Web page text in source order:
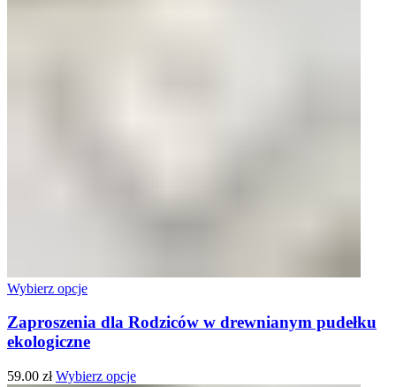
Wybierz opcje
Zaproszenia dla Rodziców w drewnianym pudełku
ekologiczne
59.00 zł Wybierz opcje